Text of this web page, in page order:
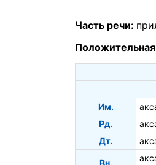
Часть речи:
Им.
Рд.
Дт.